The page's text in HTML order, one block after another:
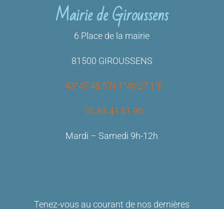
Mairie de Giroussens
6 Place de la mairie
81500 GIROUSSENS
43°45’48.5″N 1°46’27.1″E
05.63.41.61.90
Mardi – Samedi 9h-12h
Tenez-vous au courant de nos dernières